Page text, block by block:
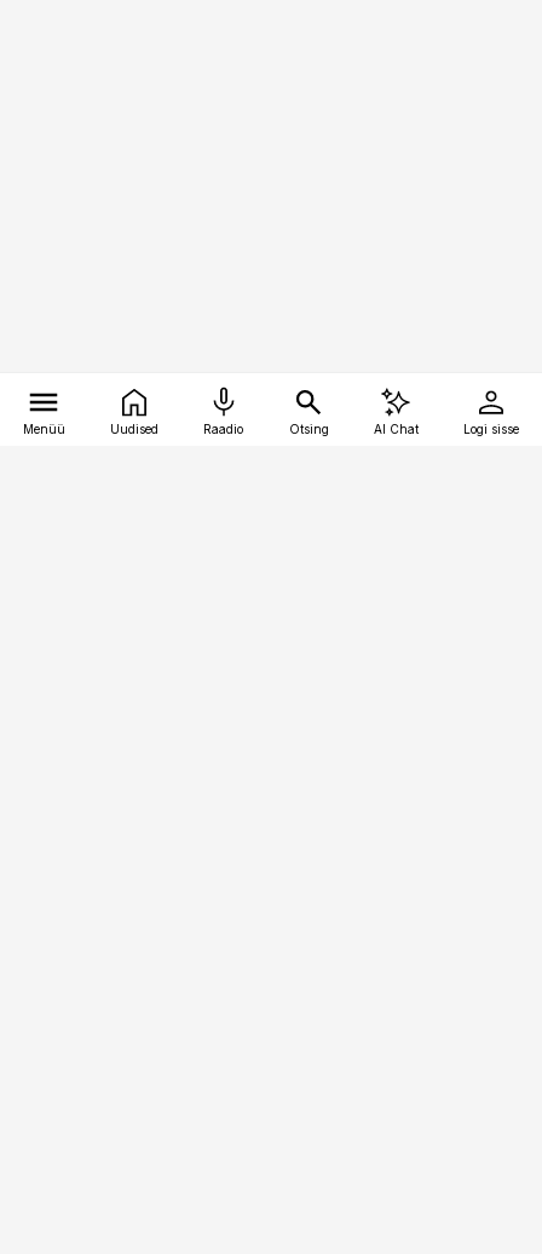
Menüü Uudised Raadio Otsing AI Chat Logi sisse